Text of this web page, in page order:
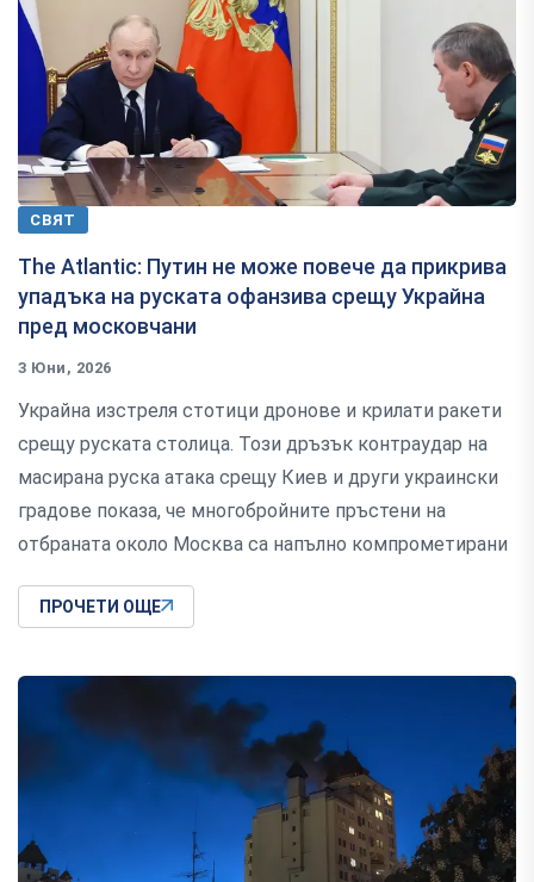
СВЯТ
The Atlantic: Путин не може повече да прикрива
упадъка на руската офанзива срещу Украйна
пред московчани
3 Юни, 2026
Украйна изстреля стотици дронове и крилати ракети
срещу руската столица. Този дръзък контраудар на
масирана руска атака срещу Киев и други украински
градове показа, че многобройните пръстени на
отбраната около Москва са напълно компрометирани
ПРОЧЕТИ ОЩЕ